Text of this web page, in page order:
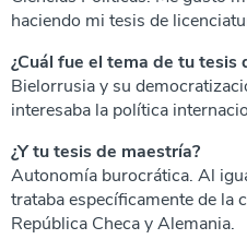
haciendo mi tesis de
¿Cuál fue el tema de tu tesis
Bielorrusia y su
interesaba la política
¿Y tu tesis de maestría?
Autonomía burocrática. Al
trataba específicamente de la
República Checa y Alemania.